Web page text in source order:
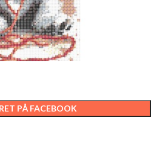
PÅ FACEBOOK